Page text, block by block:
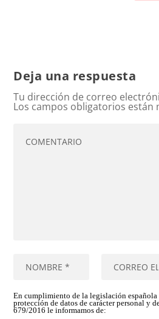
Deja una respuesta
Tu dirección de correo
Los campos obligatorios están
En cumplimiento de la legislación española
protección de datos de carácter personal y
679/2016 le informamos de: